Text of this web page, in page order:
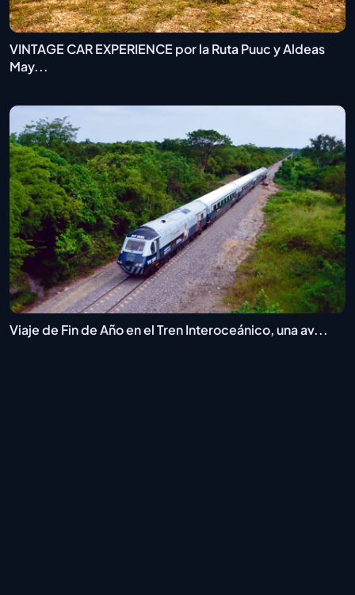
VINTAGE CAR EXPERIENCE por la Ruta Puuc y Aldeas
May...
Viaje de Fin de Año en el Tren Interoceánico, una av...